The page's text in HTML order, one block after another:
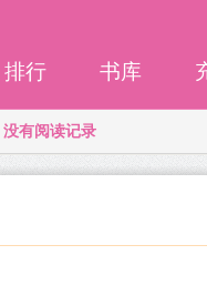
排行 书库
没有阅读记录